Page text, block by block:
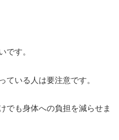
です。
ている人は要注意です。
でも身体への負担を減らせま